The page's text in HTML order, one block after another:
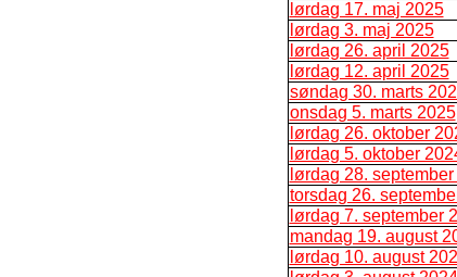
lørdag 17. maj 2025
lørdag 3. maj 2025
lørdag 26. april 2025
lørdag 12. april 2025
søndag 30. marts
onsdag 5. marts 2025
lørdag 26. oktober
lørdag 5. oktober
lørdag 28.
torsdag 26.
lørdag 7. september
mandag 19. august
lørdag 10. august